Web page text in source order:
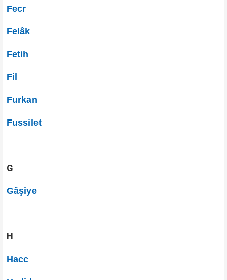
Fecr
Felâk
Fetih
Fil
Furkan
Fussilet
G
Gâşiye
H
Hacc